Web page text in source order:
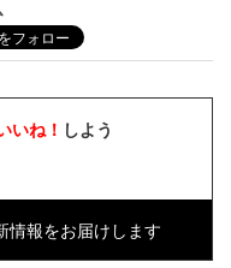
いね！ しよう
情報をお届けします